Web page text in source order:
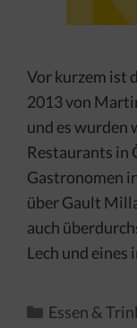
Vor kurzem ist
2013 von
und es wurden
Restaurants in
Gastronomen
über Gault
auch
Lech und eines
Kategorien
Essen &